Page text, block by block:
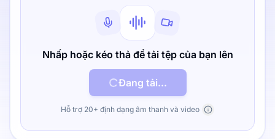
Nhấp hoặc kéo thả để tải tệp của bạn lên
Đang tải...
Hỗ trợ 20+ định dạng âm thanh và video